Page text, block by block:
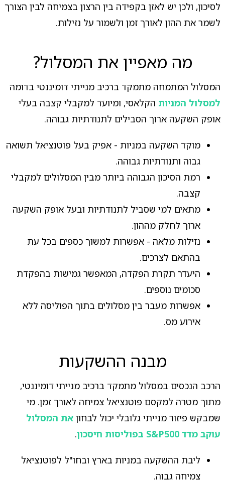
לסיכון, ולכן יש לאזן בקפידה בין הרצון בצמיחה לבין הצורך
לשמר את ההון לאורך זמן ולשמור על נזילות.
מה מאפיין את המסלול?
המסלול המתמחה מתמקד ברכיב מנייתי דומיננטי בדומה
למסלול המניות הקלאסי, ומיועד למקבלי קצבה בעלי
אופק השקעה ארוך הסבילים לתנודתיות גבוהה.
מוקד השקעה במניות - אפיק בעל פוטנציאל תשואה
גבוה ותנודתיות גבוהה.
רמת הסיכון הגבוהה ביותר מבין המסלולים למקבלי
קצבה.
מתאים למי שסביל לתנודתיות ובעל אופק השקעה
ארוך לחלק מההון.
נזילות מלאה - אפשרות למשוך כספים בכל עת
בהתאם לצרכים.
היעדר תקרת הפקדה, המאפשר גמישות בהפקדת
סכומים נוספים.
אפשרות מעבר בין מסלולים בתוך הפוליסה ללא
אירוע מס.
מבנה ההשקעות
הרכב הנכסים במסלול מתמקד ברכיב מנייתי דומיננטי,
מתוך מטרה למקסם פוטנציאל צמיחה לאורך זמן. מי
שמבקש פיזור מנייתי גלובלי יכול לבחון את המסלול
עוקב מדד S&P500 בפוליסות חיסכון
.
ליבת ההשקעה במניות בארץ ובחו"ל לפוטנציאל
צמיחה גבוה.